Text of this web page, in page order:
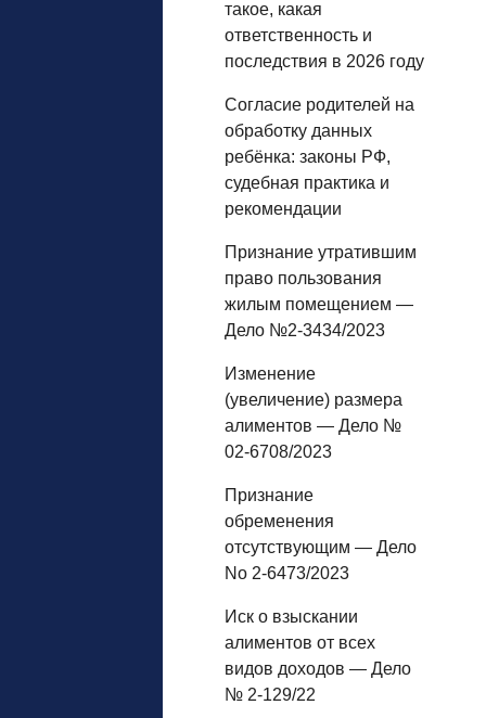
такое, какая
ответственность и
последствия в 2026 году
Согласие родителей на
обработку данных
ребёнка: законы РФ,
судебная практика и
рекомендации
Признание утратившим
право пользования
жилым помещением —
Дело №2-3434/2023
Изменение
(увеличение) размера
алиментов — Дело №
02-6708/2023
Признание
обременения
отсутствующим — Дело
No 2-6473/2023
Иск о взыскании
алиментов от всех
видов доходов — Дело
№ 2-129/22